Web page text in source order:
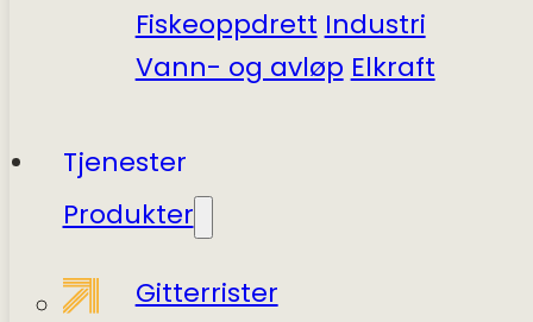
FiskeoppdrettIndustri
Vann- og avløpElkraft
Tjenester
Produkter
Gitterrister